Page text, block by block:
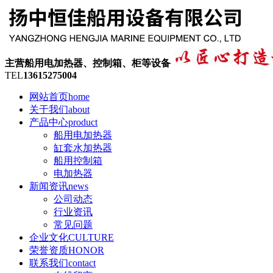
主营船用电加热器、控制箱、柜等设备
TEL13615275004
网站首页home
关于我们about
产品中心product
船用电加热器
缸套水加热器
船用控制箱
电加热器
新闻资讯news
公司动态
行业资讯
常见问题
企业文化CULTURE
荣誉资质HONOR
联系我们contact